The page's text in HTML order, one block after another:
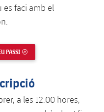
es faci amb el
PASSI ENLLAÇ EXTERN
a les 12.00 hores,